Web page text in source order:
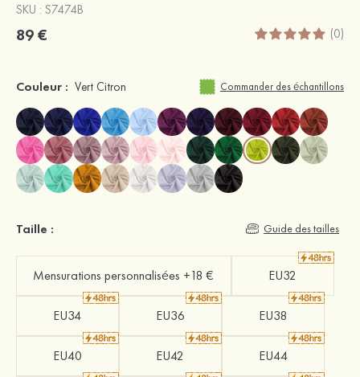
SKU : S7474B
89 € (0)
Couleur : Vert Citron Commander des échantillons
Taille : Guide des tailles
Mensurations personnalisées +18 € EU32
EU34 EU36 EU38
EU40 EU42 EU44